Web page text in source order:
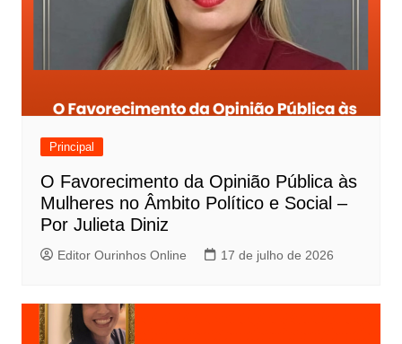
Principal
O Favorecimento da Opinião Pública às
Mulheres no Âmbito Político e Social –
Por Julieta Diniz
Editor Ourinhos Online 17 de julho de 2026